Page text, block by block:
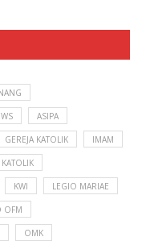
ASIPA
GEREJA KATOLIK IMAM
KATOLIK
KWI LEGIO MARIAE
OFM
OMK